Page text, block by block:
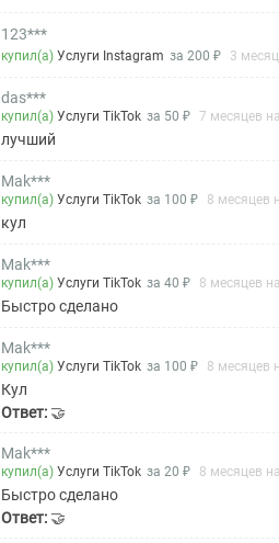
123***
купил(а)Услуги Instagram за 200 ₽ 3
das***
купил(а)Услуги TikTok за 50 ₽ 7 месяцев
лучший
Mak***
купил(а)Услуги TikTok за 100 ₽ 8 месяцев
кул
Mak***
купил(а)Услуги TikTok за 40 ₽ 8 месяцев
Быстро сделано
Mak***
купил(а)Услуги TikTok за 100 ₽ 8 месяцев
Кул
Ответ: 🤝
Mak***
купил(а)Услуги TikTok за 20 ₽ 8 месяцев
Быстро сделано
Ответ: 🤝